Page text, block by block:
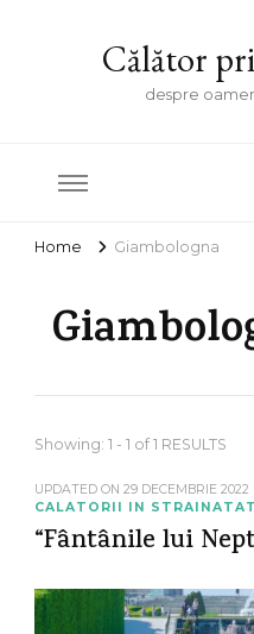
Călător
despre
Home Giambologna
Showing: 1 - 1 of 1 RESULTS
UPDATED ON 29 DECEMBRIE 2022
CALATORII IN
“Fântânile lui